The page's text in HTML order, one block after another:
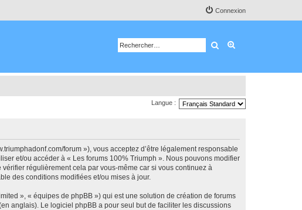
Connexion
Rechercher
Langue :
forum »), vous acceptez d’être légalement responsable
et/ou accéder à « Les forums 100% Triumph ». Nous pouvons modifier
régulièrement cela par vous-même car si vous continuez à
des conditions modifiées et/ou mises à jour.
», « équipes de phpBB ») qui est une solution de création de forums
anglais). Le logiciel phpBB a pour seul but de faciliter les discussions